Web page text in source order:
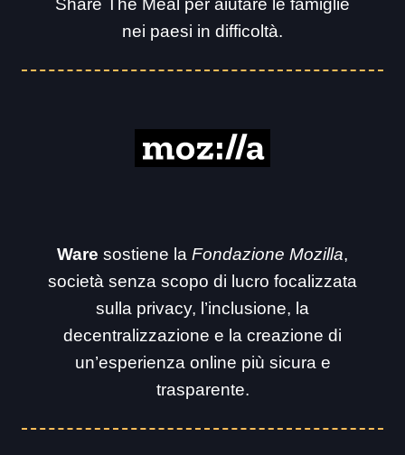
nei paesi in difficoltà.
Ware sostiene la Fondazione Mozilla,
società senza scopo di lucro focalizzata
sulla privacy, l’inclusione, la
decentralizzazione e la creazione di
un’esperienza online più sicura e
trasparente.